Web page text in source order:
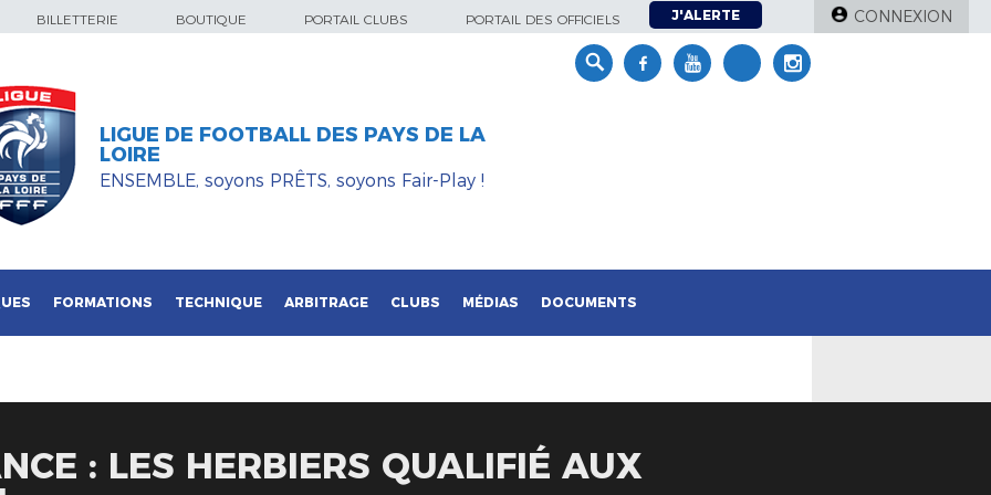
BILLETTERIE BOUTIQUE PORTAIL CLUBS PORTAIL DES OFFICIELS J'ALERTE CONNEXION
LIGUE DE FOOTBALL DES PAYS DE LA
LOIRE
ENSEMBLE, soyons PRÊTS, soyons Fair-Play !
FORMATIONS TECHNIQUE ARBITRAGE CLUBS MÉDIAS DOCUMENTS
: LES HERBIERS QUALIFIÉ AUX